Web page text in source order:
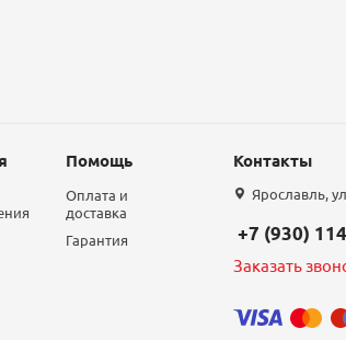
Помощь
Оплата и
доставка
Гарантия
Контакты
Ярославль,
+7 (930)
Заказать